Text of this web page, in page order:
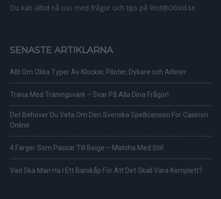
Du kan alltid nå oss med frågor och tips på Red@Obsid.se
SENASTE ARTIKLARNA
Allt Om Olika Typer Av Klockor, Piloter, Dykare och Atleter
Träna Med Träningsvärk – Svar På Alla Dina Frågor!
Det Behöver Du Veta Om Den Svenska Spellicensen För Casinon
Online
4 Färger Som Passar Till Beige – Matcha Med Stil!
Vad Ska Man Ha I Ett Barskåp För Att Det Skall Vara Komplett?